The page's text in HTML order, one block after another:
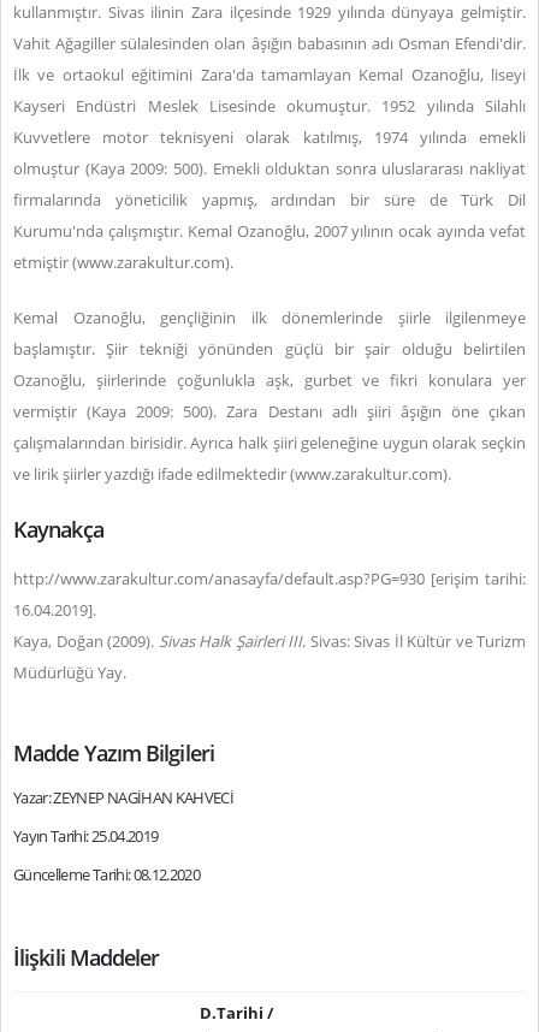
kullanmıştır. Sivas ilinin Zara ilçesinde 1929 yılında dünyaya gelmiştir.
Vahit Ağagiller sülalesinden olan âşığın babasının adı Osman Efendi'dir.
İlk ve ortaokul eğitimini Zara'da tamamlayan Kemal Ozanoğlu, liseyi
Kayseri Endüstri Meslek Lisesinde okumuştur. 1952 yılında Silahlı
Kuvvetlere motor teknisyeni olarak katılmış, 1974 yılında emekli
olmuştur (Kaya 2009: 500). Emekli olduktan sonra uluslararası nakliyat
firmalarında yöneticilik yapmış, ardından bir süre de Türk Dil
Kurumu'nda çalışmıştır. Kemal Ozanoğlu, 2007 yılının ocak ayında vefat
etmiştir (www.zarakultur.com).
Kemal Ozanoğlu, gençliğinin ilk dönemlerinde şiirle ilgilenmeye
başlamıştır. Şiir tekniği yönünden güçlü bir şair olduğu belirtilen
Ozanoğlu, şiirlerinde çoğunlukla aşk, gurbet ve fikri konulara yer
vermiştir (Kaya 2009: 500). Zara Destanı adlı şiiri âşığın öne çıkan
çalışmalarından birisidir. Ayrıca halk şiiri geleneğine uygun olarak seçkin
ve lirik şiirler yazdığı ifade edilmektedir (www.zarakultur.com).
Kaynakça
http://www.zarakultur.com/anasayfa/default.asp?PG=930 [erişim tarihi:
16.04.2019].
Kaya, Doğan (2009). Sivas Halk Şairleri III. Sivas: Sivas İl Kültür ve Turizm
Müdürlüğü Yay.
Madde Yazım Bilgileri
Yazar: ZEYNEP NAGİHAN KAHVECİ
Yayın Tarihi: 25.04.2019
Güncelleme Tarihi: 08.12.2020
İlişkili Maddeler
D.Tarihi /